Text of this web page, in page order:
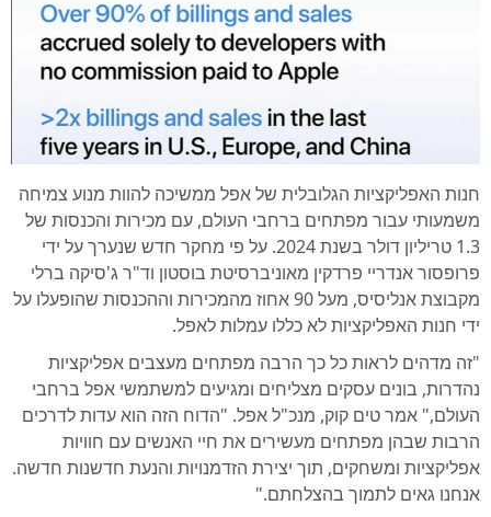
חנות האפליקציות הגלובלית של אפל ממשיכה להוות מנוע צמיחה
משמעותי עבור מפתחים ברחבי העולם, עם מכירות והכנסות של
1.3 טריליון דולר בשנת 2024. על פי מחקר חדש שנערך על ידי
פרופסור אנדריי פרדקין מאוניברסיטת בוסטון וד"ר ג'סיקה ברלי
מקבוצת אנליסיס, מעל 90 אחוז מהמכירות וההכנסות שהופעלו על
ידי חנות האפליקציות לא כללו עמלות לאפל.
"זה מדהים לראות כל כך הרבה מפתחים מעצבים אפליקציות
נהדרות, בונים עסקים מצליחים ומגיעים למשתמשי אפל ברחבי
העולם," אמר טים קוק, מנכ"ל אפל. "הדוח הזה הוא עדות לדרכים
הרבות שבהן מפתחים מעשירים את חיי האנשים עם חוויות
אפליקציות ומשחקים, תוך יצירת הזדמנויות והנעת חדשנות חדשה.
אנחנו גאים לתמוך בהצלחתם."